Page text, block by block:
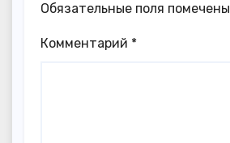
Обязательные поля помечены
Комментарий *